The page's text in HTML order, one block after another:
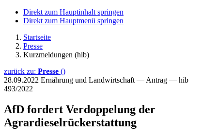
Direkt zum Hauptinhalt springen
Direkt zum Hauptmenü springen
Startseite
Presse
Kurzmeldungen (hib)
zurück zu: Presse ()
28.09.2022 Ernährung und Landwirtschaft — Antrag — hib
493/2022
AfD fordert Verdoppelung der
Agrardieselrückerstattung